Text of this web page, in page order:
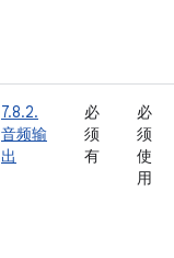
7.8.2.
音频输
出
必
须
有
必
须
使
用